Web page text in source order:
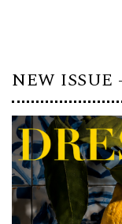
NEW ISSUE